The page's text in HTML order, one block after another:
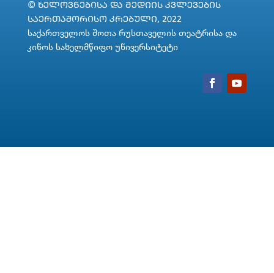
© ᲮᲔᲚᲝᲕᲜᲔᲑᲘᲡᲐ ᲓᲐ ᲛᲔᲓᲘᲘᲡ ᲙᲕᲚᲔᲕᲔᲑᲘᲡ
ᲡᲐᲔᲠᲗᲐᲨᲝᲠᲘᲡᲝ ᲙᲠᲔᲑᲣᲚᲘ, 2022
საქართველოს შოთა რუსთაველის თეატრისა და
კინოს სახელმწიფო უნივერსიტეტი